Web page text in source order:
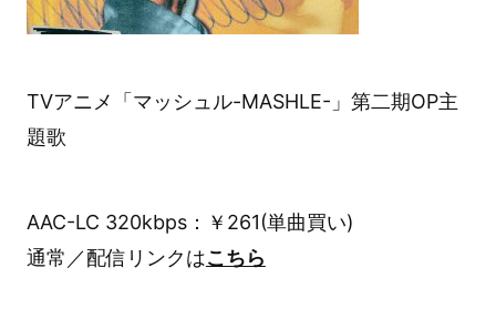
TVアニメ「マッシュル-MASHLE-」第二期OP主
題歌
AAC-LC 320kbps：￥261(単曲買い)
通常／配信リンクはこちら